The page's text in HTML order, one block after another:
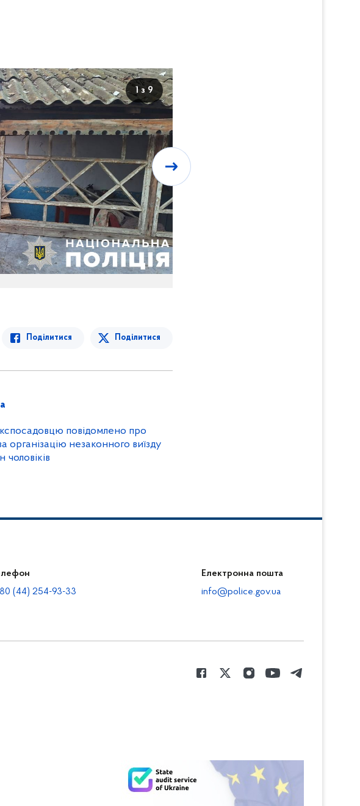
1 з 9
Поділитися Поділитися
повідомлено про
організацію незаконного виїзду
чоловіків
(44) 254-93-33
Електронна пошта
info@police.gov.ua